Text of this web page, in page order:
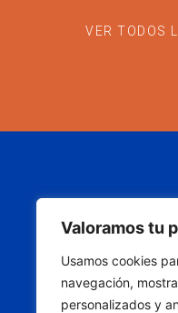
Valoramos tu
Usamos cookies
navegación,
personalizados y
VER TODOS